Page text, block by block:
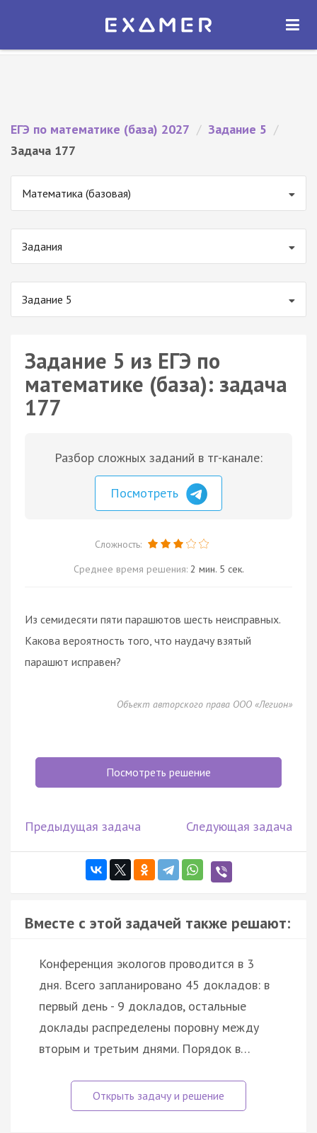
Экзамер — ЕГЭ 2027
ОТКРЫТЬ
ЕГЭ по математике (база) 2027 / Задание 5 /
Задача 177
Математика (базовая)
Задания
Задание 5
Задание 5 из ЕГЭ по
математике (база): задача
177
Разбор сложных заданий в тг-канале:
Посмотреть
Сложность:
Среднее время решения: 2 мин. 5 сек.
Из семидесяти пяти парашютов шесть неисправных.
Какова вероятность того, что наудачу взятый
парашют исправен?
Объект авторского права ООО «Легион»
Посмотреть решение
Предыдущая задача Следующая задача
Вместе с этой задачей также решают:
Конференция экологов проводится в 3
дня. Всего запланировано 45 докладов: в
первый день - 9 докладов, остальные
доклады распределены поровну между
вторым и третьим днями. Порядок в…